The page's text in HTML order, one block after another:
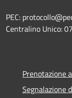
PEC:
Centralino Unico:
Prenotazione
Segnalazione